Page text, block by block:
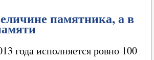
памятника, а в
года исполняется ровно 100